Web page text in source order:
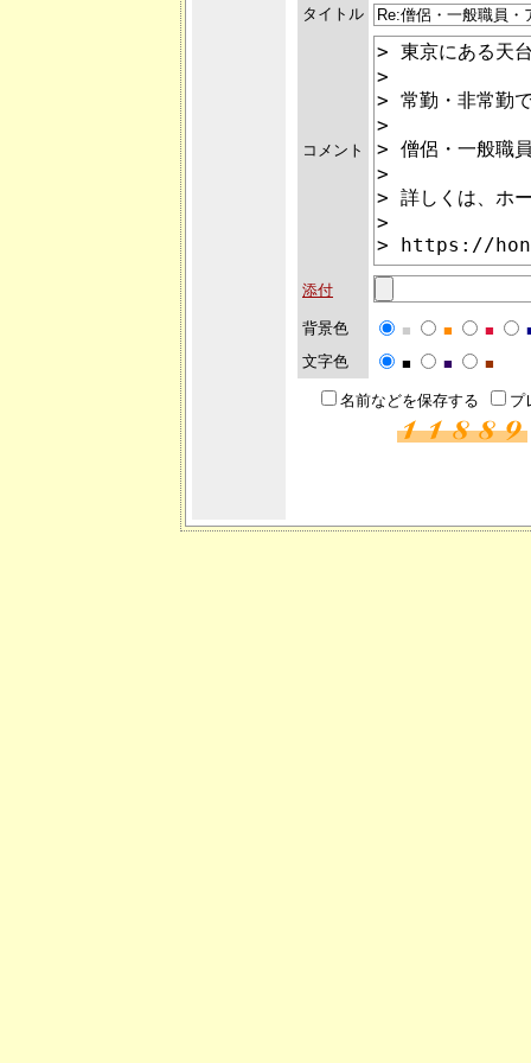
タイトル
コメント
添付
背景色 ■ ■ ■
文字色
■ ■ ■
名前などを保存する プ